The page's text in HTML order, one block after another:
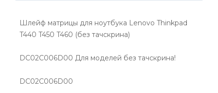
Шлейф матрицы для ноутбука Lenovo Thinkpad
T440 T450 T460 (без тачскрина)
DC02C006D00 Для моделей без тачскрина!
DC02C006D00